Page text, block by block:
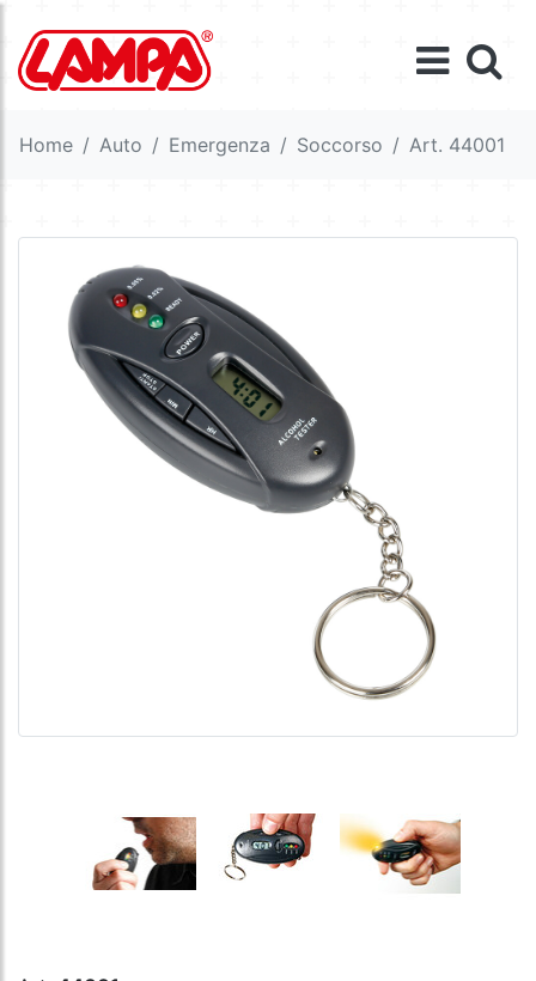
Home Auto Emergenza Soccorso Art. 44001